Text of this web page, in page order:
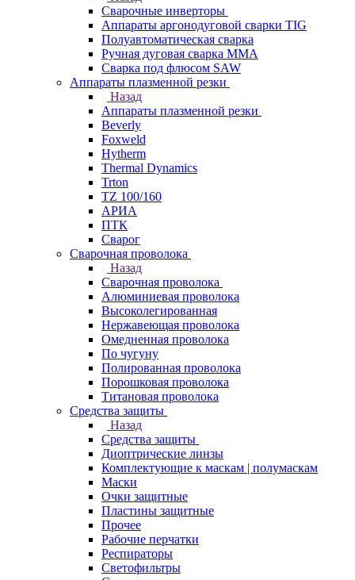
Сварочные инверторы
Аппараты аргонодуговой сварки TIG
Полуавтоматическая сварка
Ручная дуговая сварка MMA
Сварка под флюсом SAW
Аппараты плазменной резки
Назад
Аппараты плазменной резки
Beverly
Foxweld
Hytherm
Thermal Dynamics
Trton
TZ 100/160
АРИА
ПТК
Сварог
Сварочная проволока
Назад
Сварочная проволока
Алюминиевая проволока
Высоколегированная
Нержавеющая проволока
Омедненная проволока
По чугуну
Полированная проволока
Порошковая проволока
Титановая проволока
Средства защиты
Назад
Средства защиты
Диоптрические линзы
Комплектующие к маскам | полумаскам
Маски
Очки защитные
Пластины защитные
Прочее
Рабочие перчатки
Респираторы
Светофильтры